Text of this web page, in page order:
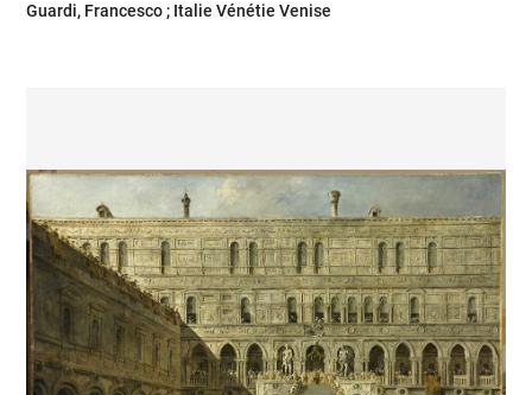
Guardi, Francesco ; Italie Vénétie Venise